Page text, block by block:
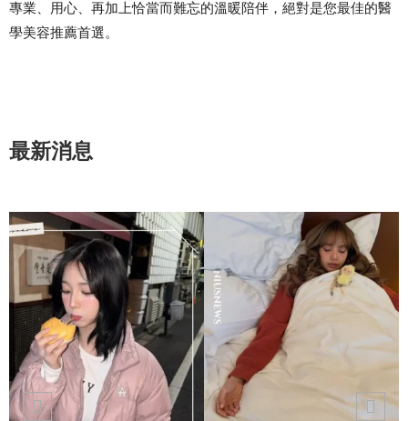
專業、用心、再加上恰當而難忘的溫暖陪伴，絕對是您最佳的醫
學美容推薦首選。
最新消息